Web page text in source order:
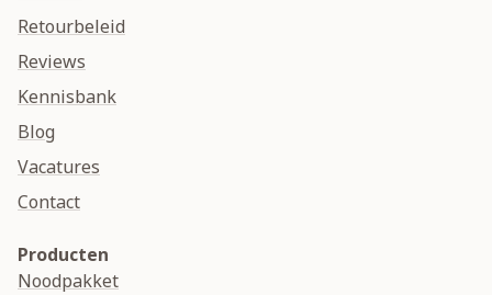
Retourbeleid
Reviews
Kennisbank
Blog
Vacatures
Contact
Producten
Noodpakket